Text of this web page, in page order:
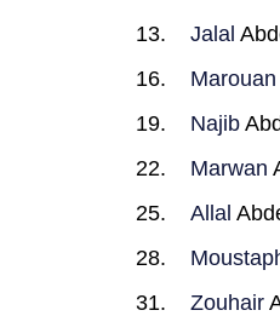
Jalal
Marouan
Najib
Marwan
Allal
Zouhair